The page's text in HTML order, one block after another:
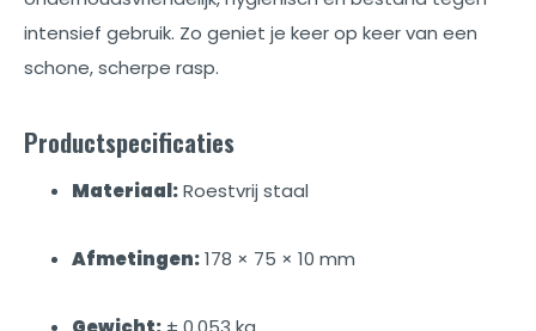
intensief gebruik. Zo geniet je keer op keer van een
schone, scherpe rasp.
Productspecificaties
Materiaal:Roestvrij staal
Afmetingen:178 × 75 × 10 mm